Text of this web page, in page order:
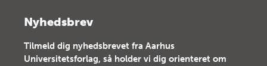
Nyhedsbrev
Tilmeld dig nyhedsbrevet fra Aarhus
Universitetsforlag, så holder vi dig orienteret om